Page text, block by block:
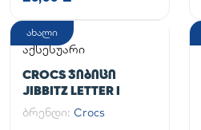
ახალი
აქსესუარი
CROCS ᲯᲘᲑᲘᲪᲘ
JIBBITZ LETTER I
ბრენდი: Crocs